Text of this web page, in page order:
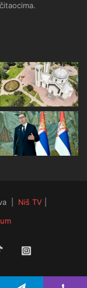
| Niš TV|
TikTok